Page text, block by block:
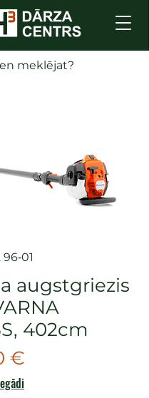
meklējat?
augstgriezis
402cm
€